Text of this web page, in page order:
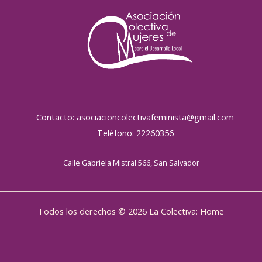
Contacto: asociacioncolectivafeminista@gmail.com
Teléfono: 22260356
Calle Gabriela Mistral 566, San Salvador
Todos los derechos © 2026 La Colectiva: Home